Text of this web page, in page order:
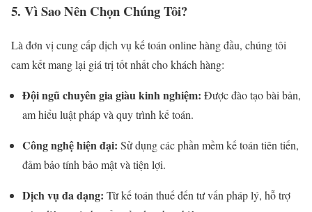
5. Vì Sao Nên Chọn Chúng Tôi?
Là đơn vị cung cấp dịch vụ kế toán online hàng đầu, chúng tôi
cam kết mang lại giá trị tốt nhất cho khách hàng:
Đội ngũ chuyên gia giàu kinh nghiệm: Được đào tạo bài bản,
am hiểu luật pháp và quy trình kế toán.
Công nghệ hiện đại: Sử dụng các phần mềm kế toán tiên tiến,
đảm bảo tính bảo mật và tiện lợi.
Dịch vụ đa dạng: Từ kế toán thuế đến tư vấn pháp lý, hỗ trợ